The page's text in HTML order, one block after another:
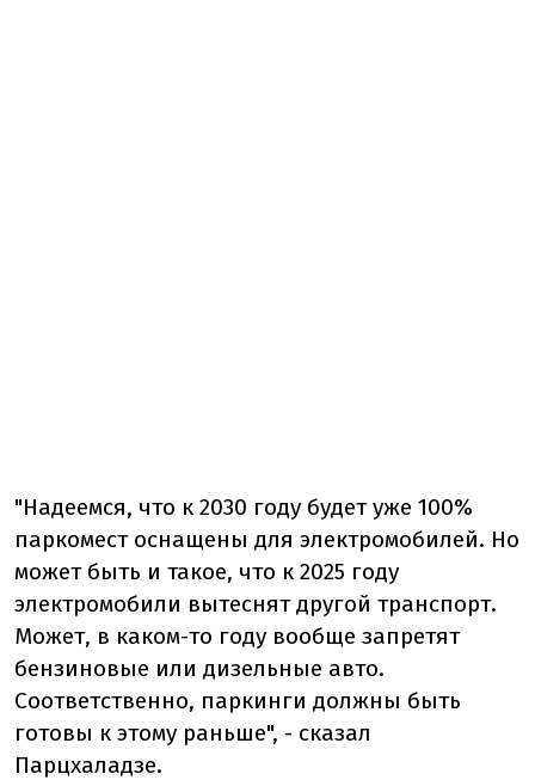
"Надеемся, что к 2030 году будет уже 100%
паркомест оснащены для электромобилей. Но
может быть и такое, что к 2025 году
электромобили вытеснят другой транспорт.
Может, в каком-то году вообще запретят
бензиновые или дизельные авто.
Соответственно, паркинги должны быть
готовы к этому раньше", - сказал
Парцхаладзе.